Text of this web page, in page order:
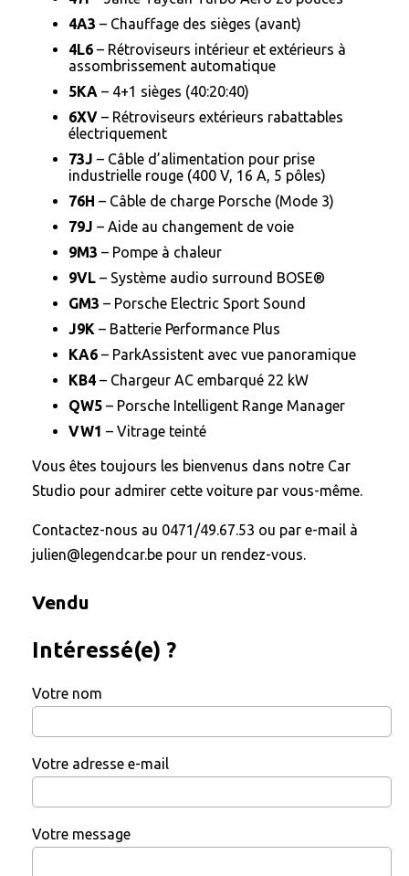
4A3 – Chauffage des sièges (avant)
4L6 – Rétroviseurs intérieur et extérieurs à
assombrissement automatique
5KA – 4+1 sièges (40:20:40)
6XV – Rétroviseurs extérieurs rabattables
électriquement
73J – Câble d’alimentation pour prise
industrielle rouge (400 V, 16 A, 5 pôles)
76H – Câble de charge Porsche (Mode 3)
79J – Aide au changement de voie
9M3 – Pompe à chaleur
9VL – Système audio surround BOSE®
GM3 – Porsche Electric Sport Sound
J9K – Batterie Performance Plus
KA6 – ParkAssistent avec vue panoramique
KB4 – Chargeur AC embarqué 22 kW
QW5 – Porsche Intelligent Range Manager
VW1 – Vitrage teinté
Vous êtes toujours les bienvenus dans notre Car
Studio pour admirer cette voiture par vous-même.
Contactez-nous au 0471/49.67.53 ou par e-mail à
julien@legendcar.be pour un rendez-vous.
Vendu
Intéressé(e) ?
Votre nom
Votre adresse e-mail
Votre message